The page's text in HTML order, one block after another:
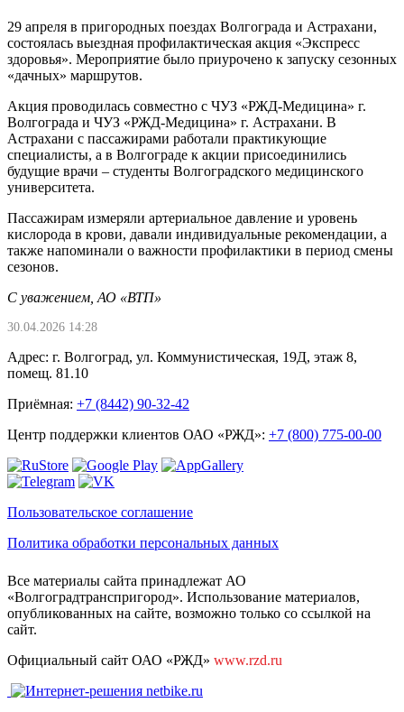
29 апреля в пригородных поездах Волгограда и Астрахани,
состоялась выездная профилактическая акция «Экспресс
здоровья». Мероприятие было приурочено к запуску сезонных
«дачных» маршрутов.
Акция проводилась совместно с ЧУЗ «РЖД-Медицина» г.
Волгограда и ЧУЗ «РЖД-Медицина» г. Астрахани. В
Астрахани с пассажирами работали практикующие
специалисты, а в Волгограде к акции присоединились
будущие врачи – студенты Волгоградского медицинского
университета.
Пассажирам измеряли артериальное давление и уровень
кислорода в крови, давали индивидуальные рекомендации, а
также напоминали о важности профилактики в период смены
сезонов.
С уважением, АО «ВТП»
30.04.2026 14:28
Адрес: г. Волгоград, ул. Коммунистическая, 19Д, этаж 8,
помещ. 81.10
Приёмная: +7 (8442) 90-32-42
Центр поддержки клиентов ОАО «РЖД»: +7 (800) 775-00-00
Пользовательское соглашение
Политика обработки персональных данных
Все материалы сайта принадлежат АО
«Волгоградтранспригород». Использование материалов,
опубликованных на сайте, возможно только со ссылкой на
сайт.
Официальный сайт ОАО «РЖД» www.rzd.ru